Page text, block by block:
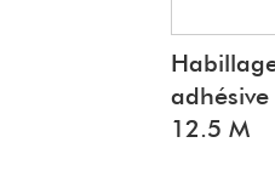
12.5 M